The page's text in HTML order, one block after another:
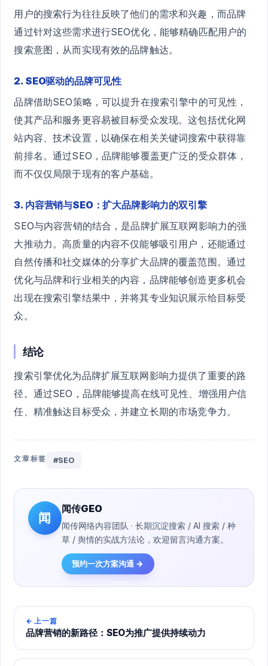
用户的搜索行为往往反映了他们的需求和兴趣，而品牌
通过针对这些需求进行SEO优化，能够精确匹配用户的
搜索意图，从而实现有效的品牌触达。
2. SEO驱动的品牌可见性
品牌借助SEO策略，可以提升在搜索引擎中的可见性，
使其产品和服务更容易被目标受众发现。这包括优化网
站内容、技术设置，以确保在相关关键词搜索中获得靠
前排名。通过SEO，品牌能够覆盖更广泛的受众群体，
而不仅仅局限于现有的客户基础。
3. 内容营销与SEO：扩大品牌影响力的双引擎
SEO与内容营销的结合，是品牌扩展互联网影响力的强
大推动力。高质量的内容不仅能够吸引用户，还能通过
自然传播和社交媒体的分享扩大品牌的覆盖范围。通过
优化与品牌和行业相关的内容，品牌能够创造更多机会
出现在搜索引擎结果中，并将其专业知识展示给目标受
众。
结论
搜索引擎优化为品牌扩展互联网影响力提供了重要的路
径。通过SEO，品牌能够提高在线可见性、增强用户信
任、精准触达目标受众，并建立长期的市场竞争力。
文章标签 #SEO
闻
闻传GEO
闻传网络内容团队 · 长期沉淀搜索 / AI 搜索 / 种
草 / 舆情的实战方法论，欢迎留言沟通方案。
预约一次方案沟通 →
← 上一篇
品牌营销的新路径：SEO为推广提供持续动力